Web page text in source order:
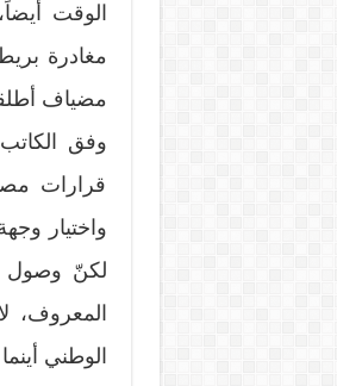
الوقت
مغادرة
مضياف
وفق
قرارات
واختيار
لكنّ وصول
المعروف،
الوطني